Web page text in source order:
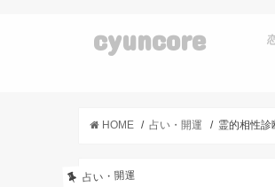
cyuncore
HOME 占い・開運
占い・開運